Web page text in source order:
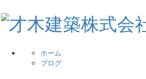
ホーム
ブログ